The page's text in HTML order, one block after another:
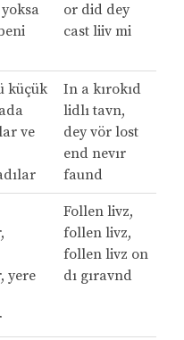
or did dey
cast liiv mi
küçük
ve
In a kırokıd
lidlı tavn,
dey vör lost
end nevır
faund
yere
Follen livz,
follen livz,
follen livz on
dı gıravnd